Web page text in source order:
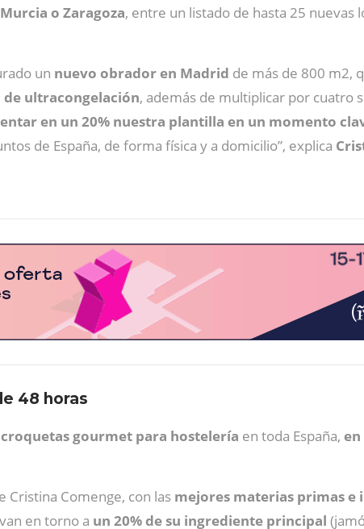
o Zaragoza, entre un listado de hasta 25 nuevas
un nuevo obrador en Madrid de más de 800 m2,
ultracongelación, además de multiplicar por cuatro
en un 20% nuestra plantilla en un momento
de España, de forma física y a domicilio”, explica
48 horas
croquetas gourmet para hostelería en toda España, en
Cristina Comenge, con las mejores materias primas e
en torno a un 20% de su ingrediente principal